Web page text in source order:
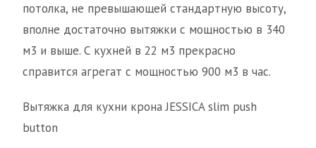
потолка, не превышающей стандартную высоту,
вполне достаточно вытяжки с мощностью в 340
м3 и выше. С кухней в 22 м3 прекрасно
справится агрегат с мощностью 900 м3 в час.
Вытяжка для кухни крона JESSICA slim push
button